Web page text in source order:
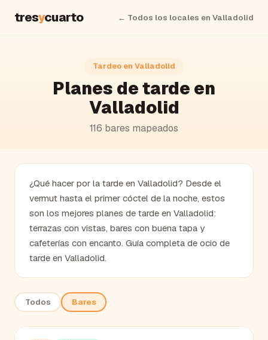
tresycuarto ← Todos los locales en Valladolid
Tardeo en Valladolid
Planes de tarde en
Valladolid
116 bares mapeados
¿Qué hacer por la tarde en Valladolid? Desde el
vermut hasta el primer cóctel de la noche, estos
son los mejores planes de tarde en Valladolid:
terrazas con vistas, bares con buena tapa y
cafeterías con encanto. Guía completa de ocio de
tarde en Valladolid.
Todos Bares